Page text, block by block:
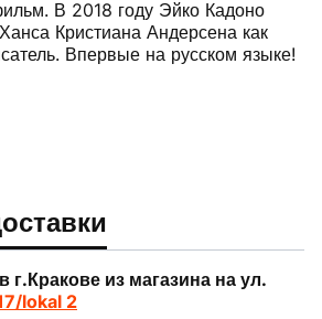
В 2018 году Эйко Кадоно
Кристиана Андерсена как
Впервые на русском языке!
из магазина на ул.
lokal 2